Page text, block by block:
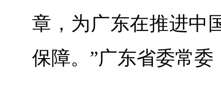
章，为广东在推进中
保障。”广东省委常